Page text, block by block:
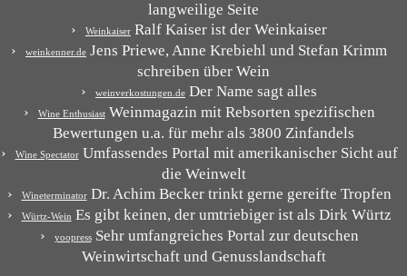
langweilige Seite
Weinkaiser Ralf Kaiser ist der Weinkaiser
weinkenner.de Jens Priewe, Anne Krebiehl und Stefan Krimm
schreiben über Wein
weinverkostungen.de Der Name sagt alles
Wine EnthusiastWeinmagazin mit Rebsorten spezifischen
Bewertungen u.a. für mehr als 3800 Zinfandels
Wine SpectatorUmfassendes Portal mit amerikanischer Sicht auf
die Weinwelt
WineterminatorDr. Achim Becker trinkt gerne gereifte Tropfen
Würtz-Wein Es gibt keinen, der umtriebiger ist als Dirk Würtz
yoopressSehr umfangreiches Portal zur deutschen
Weinwirtschaft und Genusslandschaft